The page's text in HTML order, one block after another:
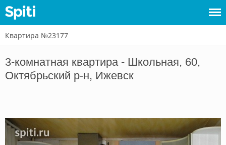
Войти
Сдать
Квартира №23177
3-комнатная квартира - Школьная, 60,
Октябрьский р-н, Ижевск